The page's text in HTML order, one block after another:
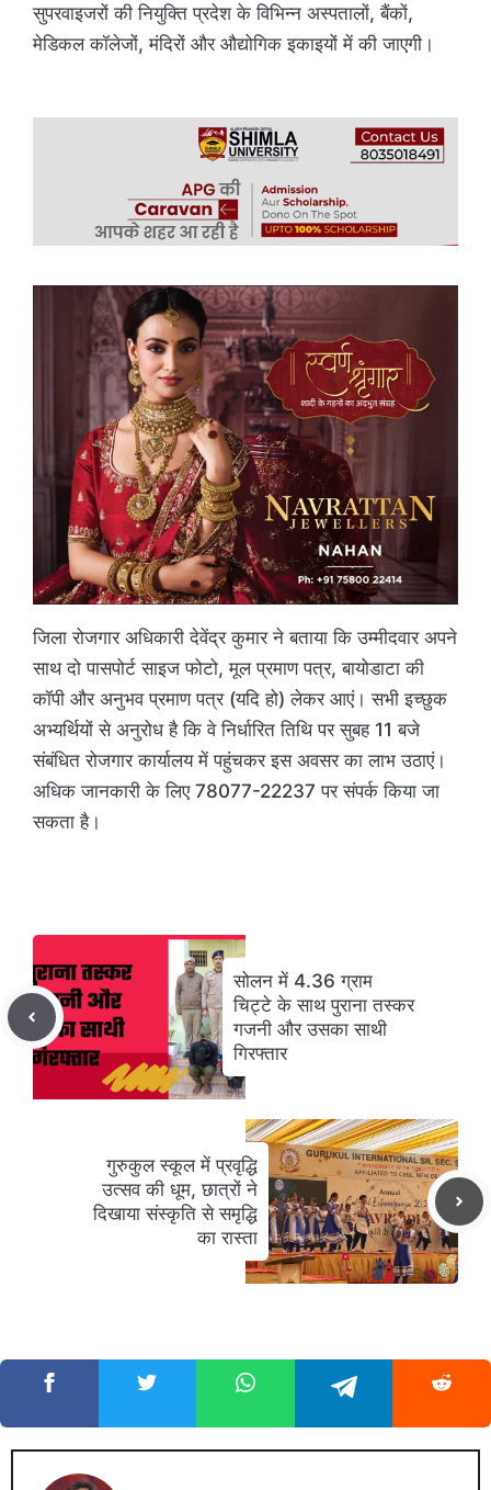
सुपरवाइजरों की नियुक्ति प्रदेश के विभिन्न अस्पतालों, बैंकों,
मेडिकल कॉलेजों, मंदिरों और औद्योगिक इकाइयों में की जाएगी।
जिला रोजगार अधिकारी देवेंद्र कुमार ने बताया कि उम्मीदवार अपने
साथ दो पासपोर्ट साइज फोटो, मूल प्रमाण पत्र, बायोडाटा की
कॉपी और अनुभव प्रमाण पत्र (यदि हो) लेकर आएं। सभी इच्छुक
अभ्यर्थियों से अनुरोध है कि वे निर्धारित तिथि पर सुबह 11 बजे
संबंधित रोजगार कार्यालय में पहुंचकर इस अवसर का लाभ उठाएं।
अधिक जानकारी के लिए 78077-22237 पर संपर्क किया जा
सकता है।
सोलन में 4.36 ग्राम
चिट्टे के साथ पुराना तस्कर
गजनी और उसका साथी
गिरफ्तार
गुरुकुल स्कूल में प्रवृद्धि
उत्सव की धूम, छात्रों ने
दिखाया संस्कृति से समृद्धि
का रास्ता